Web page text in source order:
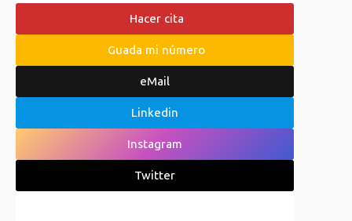
Hacer cita
Guada mi número
eMail
Linkedin
Instagram
Twitter